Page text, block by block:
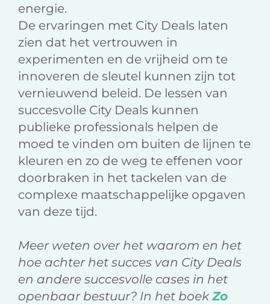
energie.
De ervaringen met City Deals laten
zien dat het vertrouwen in
experimenten en de vrijheid om te
innoveren de sleutel kunnen zijn tot
vernieuwend beleid. De lessen van
succesvolle City Deals kunnen
publieke professionals helpen de
moed te vinden om buiten de lijnen te
kleuren en zo de weg te effenen voor
doorbraken in het tackelen van de
complexe maatschappelijke opgaven
van deze tijd.
Meer weten over het waarom en het
hoe achter het succes van City Deals
en andere succesvolle cases in het
openbaar bestuur? In het boek Zo